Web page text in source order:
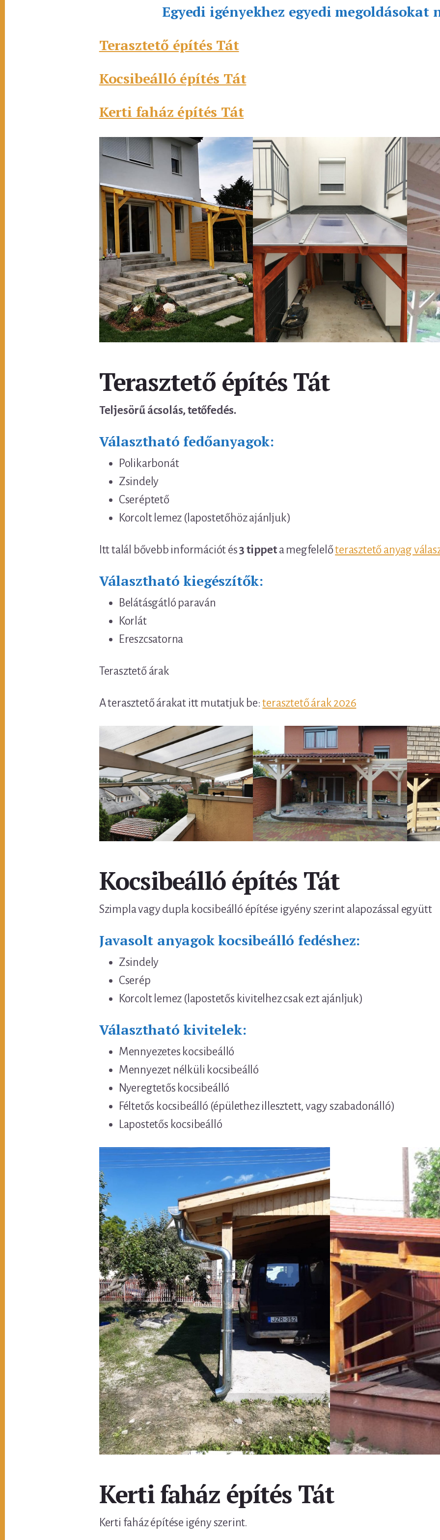
Egyedi igényekhez egyedi megoldásokat
Terasztető építés Tát
Kocsibeálló építés Tát
Kerti faház építés Tát
Terasztető építés Tát
Teljesörű ácsolás, tetőfedés.
Választható fedőanyagok:
Polikarbonát
Zsindely
Cseréptető
Korcolt lemez (lapostetőhöz ajánljuk)
Itt talál bővebb információt és3 tippeta megfelelőterasztető anyag
Választható kiegészítők:
Belátásgátló paraván
Korlát
Ereszcsatorna
Terasztető árak
A terasztető árakat itt mutatjuk be:terasztető árak 2026
Kocsibeálló építés Tát
Szimpla vagy dupla kocsibeálló építése igyény szerint alapozással együtt
Javasolt anyagok kocsibeálló fedéshez:
Zsindely
Cserép
Korcolt lemez (lapostetős kivitelhez csak ezt ajánljuk)
Választható kivitelek:
Mennyezetes kocsibeálló
Mennyezet nélküli kocsibeálló
Nyeregtetős kocsibeálló
Féltetős kocsibeálló (épülethez illesztett, vagy szabadonálló)
Lapostetős kocsibeálló
Kerti faház építés Tát
Kerti faház építése igény szerint.